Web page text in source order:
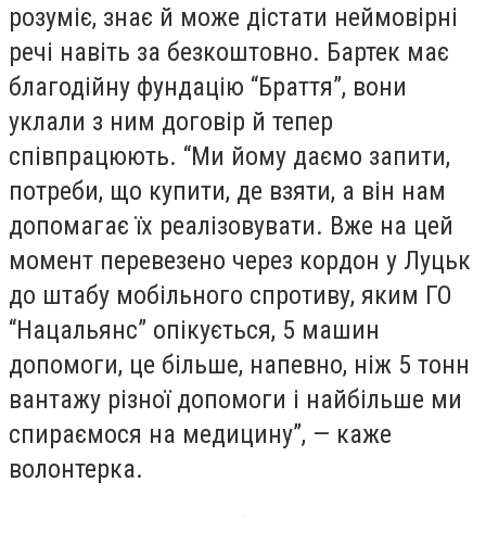
розуміє, знає й може дістати неймовірні
речі навіть за безкоштовно. Бартек має
благодійну фундацію “Браття”, вони
уклали з ним договір й тепер
співпрацюють. “Ми йому даємо запити,
потреби, що купити, де взяти, а він нам
допомагає їх реалізовувати. Вже на цей
момент перевезено через кордон у Луцьк
до штабу мобільного спротиву, яким ГО
“Нацальянс” опікується, 5 машин
допомоги, це більше, напевно, ніж 5 тонн
вантажу різної допомоги і найбільше ми
спираємося на медицину”, — каже
волонтерка.